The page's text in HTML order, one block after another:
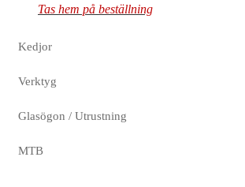
Tas hem på beställning
Kedjor
Verktyg
Glasögon / Utrustning
MTB